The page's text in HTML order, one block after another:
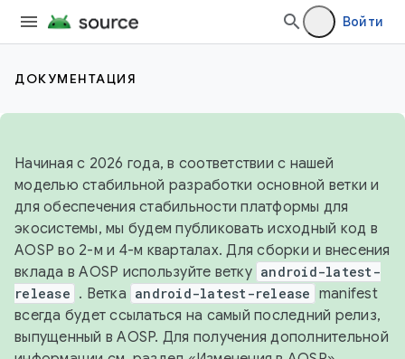
Войти
ДОКУМЕНТАЦИЯ
Начиная с 2026 года, в соответствии с нашей
моделью стабильной разработки основной ветки и
для обеспечения стабильности платформы для
экосистемы, мы будем публиковать исходный код в
AOSP во 2-м и 4-м кварталах. Для сборки и внесения
вклада в AOSP используйте ветку android-latest-
release . Ветка android-latest-release manifest
всегда будет ссылаться на самый последний релиз,
выпущенный в AOSP. Для получения дополнительной